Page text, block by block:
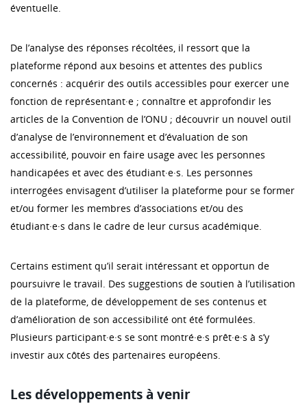
éventuelle.
De l’analyse des réponses récoltées, il ressort que la
plateforme répond aux besoins et attentes des publics
concernés : acquérir des outils accessibles pour exercer une
fonction de représentant·e ; connaître et approfondir les
articles de la Convention de l’ONU ; découvrir un nouvel outil
d’analyse de l’environnement et d’évaluation de son
accessibilité, pouvoir en faire usage avec les personnes
handicapées et avec des étudiant·e·s. Les personnes
interrogées envisagent d’utiliser la plateforme pour se former
et/ou former les membres d’associations et/ou des
étudiant·e·s dans le cadre de leur cursus académique.
Certains estiment qu’il serait intéressant et opportun de
poursuivre le travail. Des suggestions de soutien à l’utilisation
de la plateforme, de développement de ses contenus et
d’amélioration de son accessibilité ont été formulées.
Plusieurs participant·e·s se sont montré·e·s prêt·e·s à s’y
investir aux côtés des partenaires européens.
Les développements à venir